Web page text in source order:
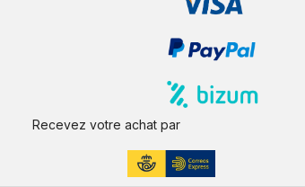
Recevez votre achat par